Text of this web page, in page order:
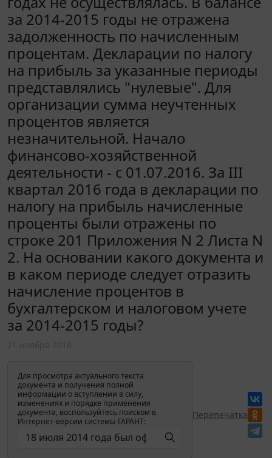
за 2014-2015 годы не отражена
задолженность по начисленным
процентам. Декларации по налогу
на прибыль за указанные периоды
представлялись "нулевые". Для
организации сумма неучтенных
процентов является
незначительной. Начало
финансово-хозяйственной
деятельности - с 01.07.2016. За III
квартал 2016 года в декларации по
налогу на прибыль начисленные
проценты были отражены по
строке 201 Приложения N 2 Листа N
2. На основании какого документа и
в каком периоде следует отразить
начисление процентов в
бухгалтерском и налоговом учете
за 2014-2015 годы?
Для просмотра актуального текста
документа и получения полной
информации о вступлении в силу,
изменениях и порядке применения
документа, воспользуйтесь поиском в
Интернет-версии системы ГАРАНТ:
Перепечатка